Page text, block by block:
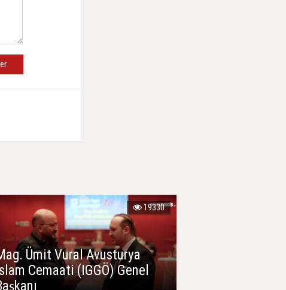
Ümit Vural Avusturya
Cemaati (IGGÖ) Genel
19330